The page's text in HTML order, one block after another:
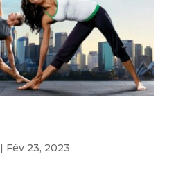
| Fév 23, 2023